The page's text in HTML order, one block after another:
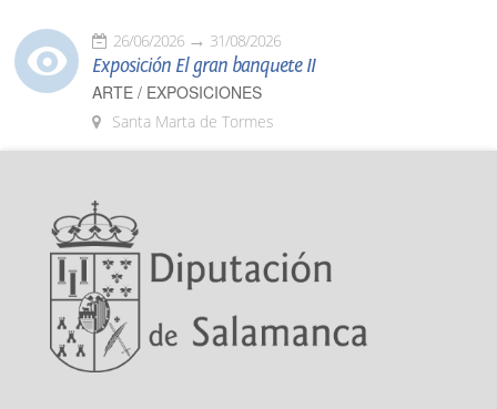
26/06/2026 31/08/2026
Exposición El gran banquete II
ARTE / EXPOSICIONES
Santa Marta de Tormes